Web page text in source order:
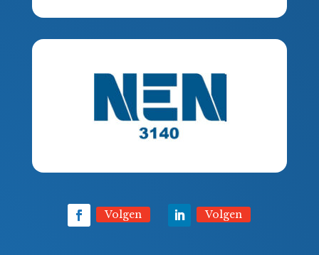
Volgen Volgen